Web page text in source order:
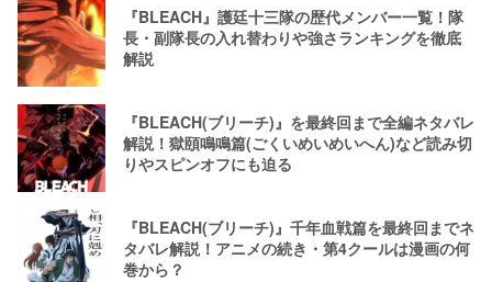
『BLEACH』護廷十三隊の歴代メンバー一覧！隊
長・副隊長の入れ替わりや強さランキングを徹底
解説
『BLEACH(ブリーチ)』を最終回まで全編ネタバレ
解説！獄頤鳴鳴篇(ごくいめいめいへん)など読み切
りやスピンオフにも迫る
『BLEACH(ブリーチ)』千年血戦篇を最終回までネ
タバレ解説！アニメの続き・第4クールは漫画の何
巻から？